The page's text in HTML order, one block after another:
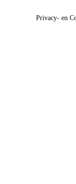
Privacy- en